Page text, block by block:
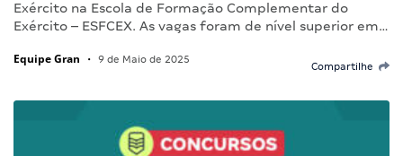
Exército na Escola de Formação Complementar do
Exército – ESFCEX. As vagas foram de nível superior em…
Equipe Gran • 9 de Maio de 2025
Compartilhe